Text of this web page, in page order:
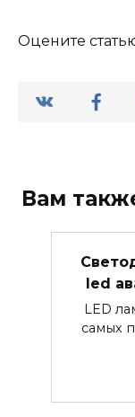
Оцените
Вам
led
LED
самых